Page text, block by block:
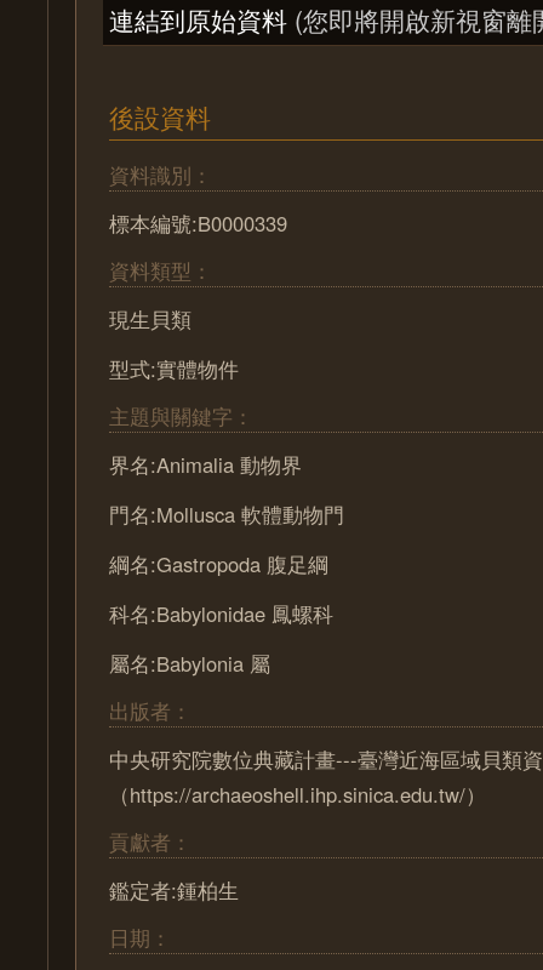
連結到原始資料 (您即將開啟新視窗離
後設資料
資料識別：
標本編號:B0000339
資料類型：
現生貝類
型式:實體物件
主題與關鍵字：
界名:Animalia 動物界
門名:Mollusca 軟體動物門
綱名:Gastropoda 腹足綱
科名:Babylonidae 鳳螺科
屬名:Babylonia 屬
出版者：
中央研究院數位典藏計畫---臺灣近海區域貝類
（https://archaeoshell.ihp.sinica.edu.tw/）
貢獻者：
鑑定者:鍾柏生
日期：